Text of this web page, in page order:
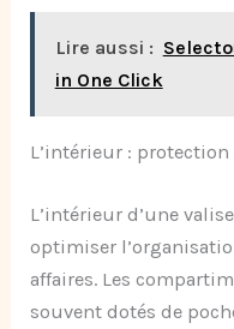
Lire aussi :
in One Click
L’intérieur :
L’intérieur d’une
optimiser
affaires. Les
souvent dotés de